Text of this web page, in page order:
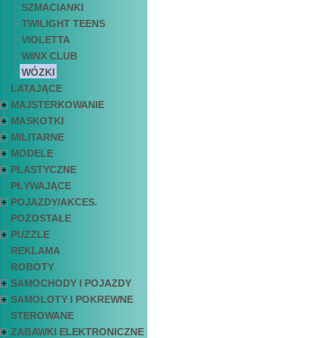
SZMACIANKI
TWILIGHT TEENS
VIOLETTA
WINX CLUB
WÓZKI
LATAJĄCE
MAJSTERKOWANIE
MASKOTKI
MILITARNE
MODELE
PLASTYCZNE
PŁYWAJĄCE
POJAZDY/AKCES.
POZOSTAŁE
PUZZLE
REKLAMA
ROBOTY
SAMOCHODY I POJAZDY
SAMOLOTY I POKREWNE
STEROWANE
ZABAWKI ELEKTRONICZNE